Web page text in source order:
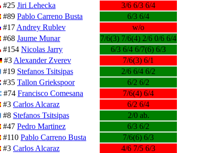
#25 Jiri Lehecka
3/6 6/3 6/4
#89 Pablo Carreno Busta
6/3 6/4
#17 Andrey Rublev
w/o
#68 Jaume Munar
7/6(3) 7/6(4) 2/6 0/6 6/4
#154Nicolas Jarry
6/3 6/4 6/7(6) 6/3
#3 Alexander Zverev
7/6(3) 6/1
#19 Stefanos Tsitsipas
2/6 6/4 6/2
#35Tallon Griekspoor
6/2 6/2
#74 Francisco Comesana
7/6(4) 6/4
#3 Carlos Alcaraz
6/2 6/4
#8 Stefanos Tsitsipas
2/0 ab.
#47 Pedro Martinez
6/3 6/2
#110 Pablo Carreno Busta
7/6(6) 6/3
#3 Carlos Alcaraz
4/6 7/5 6/3